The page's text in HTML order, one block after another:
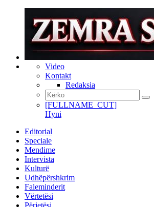
Video
Kontakt
Redaksia
[FULLNAME_CUT]
Hyni
Editorial
Speciale
Mendime
Intervista
Kulturë
Udhëpërshkrim
Faleminderit
Vërtetësi
Përjetësi